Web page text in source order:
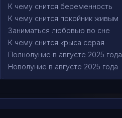
К чему снится беременность
К чему снится покойник живым
Заниматься любовью во сне
К чему снится крыса серая
Полнолуние в августе 2025 года
Новолуние в августе 2025 года